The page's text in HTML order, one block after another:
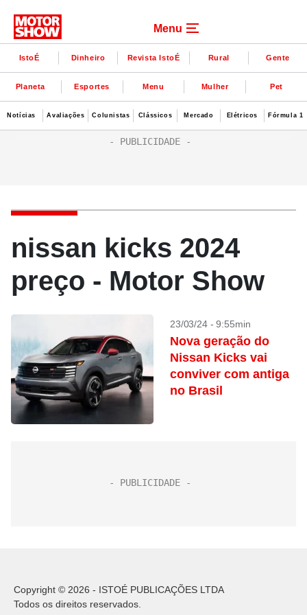
Menu
IstoÉ Dinheiro Revista IstoÉ Rural Gente
Planeta Esportes Menu Mulher Pet
Notícias Avaliações Colunistas Clássicos Mercado Elétricos Fórmula 1
nissan kicks 2024
preço - Motor Show
23/03/24 - 9:55min
Nova geração do
Nissan Kicks vai
conviver com antiga
no Brasil
Copyright © 2026 - ISTOÉ PUBLICAÇÕES LTDA
Todos os direitos reservados.